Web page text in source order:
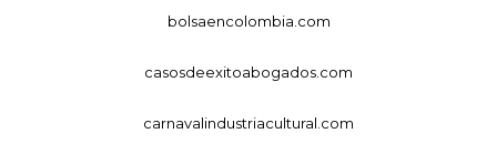
bolsaencolombia.com
casosdeexitoabogados.com
carnavalindustriacultural.com